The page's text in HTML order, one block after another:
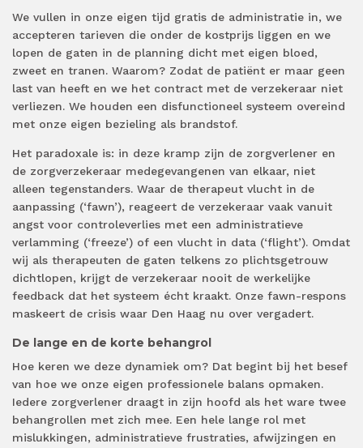
We vullen in onze eigen tijd gratis de administratie in, we
accepteren tarieven die onder de kostprijs liggen en we
lopen de gaten in de planning dicht met eigen bloed,
zweet en tranen. Waarom? Zodat de patiënt er maar geen
last van heeft en we het contract met de verzekeraar niet
verliezen. We houden een disfunctioneel systeem overeind
met onze eigen bezieling als brandstof.
Het paradoxale is: in deze kramp zijn de zorgverlener en
de zorgverzekeraar medegevangenen van elkaar, niet
alleen tegenstanders. Waar de therapeut vlucht in de
aanpassing (‘fawn’), reageert de verzekeraar vaak vanuit
angst voor controleverlies met een administratieve
verlamming (‘freeze’) of een vlucht in data (‘flight’). Omdat
wij als therapeuten de gaten telkens zo plichtsgetrouw
dichtlopen, krijgt de verzekeraar nooit de werkelijke
feedback dat het systeem écht kraakt. Onze fawn-respons
maskeert de crisis waar Den Haag nu over vergadert.
De lange en de korte behangrol
Hoe keren we deze dynamiek om? Dat begint bij het besef
van hoe we onze eigen professionele balans opmaken.
Iedere zorgverlener draagt in zijn hoofd als het ware twee
behangrollen met zich mee. Een hele lange rol met
mislukkingen, administratieve frustraties, afwijzingen en